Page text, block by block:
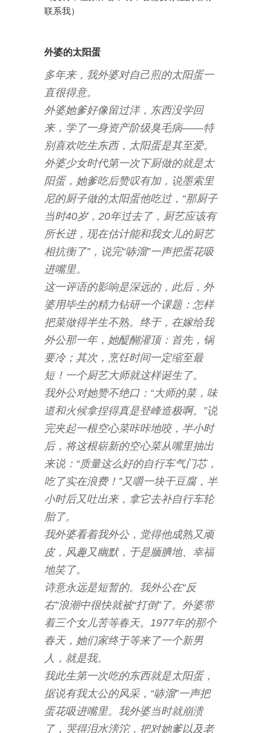
联系我）
外婆的太阳蛋
多年来，我外婆对自己煎的太阳蛋一
直很得意。
外婆她爹好像留过洋，东西没学回
来，学了一身资产阶级臭毛病——特
别喜欢吃生东西，太阳蛋是其至爱。
外婆少女时代第一次下厨做的就是太
阳蛋，她爹吃后赞叹有加，说墨索里
尼的厨子做的太阳蛋他吃过，“那厨子
当时40岁，20年过去了，厨艺应该有
所长进，现在估计能和我女儿的厨艺
相抗衡了”，说完“哧溜”一声把蛋花吸
进嘴里。
这一评语的影响是深远的，此后，外
婆用毕生的精力钻研一个课题：怎样
把菜做得半生不熟。终于，在嫁给我
外公那一年，她醍醐灌顶：首先，锅
要冷；其次，烹饪时间一定缩至最
短！一个厨艺大师就这样诞生了。
我外公对她赞不绝口：“大师的菜，味
道和火候拿捏得真是登峰造极啊。”说
完夹起一根空心菜咔咔地咬，半小时
后，将这根崭新的空心菜从嘴里抽出
来说：“质量这么好的自行车气门芯，
吃了实在浪费！”又嚼一块干豆腐，半
小时后又吐出来，拿它去补自行车轮
胎了。
我外婆看着我外公，觉得他成熟又顽
皮，风趣又幽默，于是腼腆地、幸福
地笑了。
诗意永远是短暂的。我外公在“反
右”浪潮中很快就被“打倒”了。外婆带
着三个女儿苦等春天。1977年的那个
春天，她们家终于等来了一个新男
人，就是我。
我此生第一次吃的东西就是太阳蛋，
据说有我太公的风采，“哧溜”一声把
蛋花吸进嘴里。我外婆当时就崩溃
了，哭得泪水滂沱，把对她爹以及老